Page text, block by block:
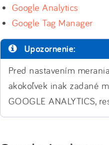
Google Analytics
Google Tag Manager
Upozornenie:
Pred nastavením
akokoľvek inak zadané
GOOGLE ANALYTICS,